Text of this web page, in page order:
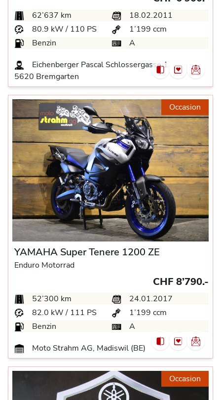
62’637 km
18.02.2011
80.9 kW / 110 PS
1’199 ccm
Benzin
A
Eichenberger Pascal Schlossergasse 1
5620 Bremgarten
Occasion
YAMAHA Super Tenere 1200 ZE
Enduro Motorrad
CHF 8’790.-
52’300 km
24.01.2017
82.0 kW / 111 PS
1’199 ccm
Benzin
A
Moto Strahm AG, Madiswil (BE)
Occasion